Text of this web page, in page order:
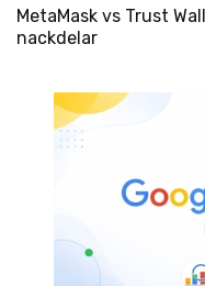
MetaMask vs Trust
nackdelar